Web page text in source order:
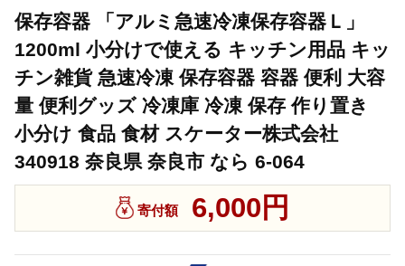
保存容器 「アルミ急速冷凍保存容器Ｌ」
1200ml 小分けで使える キッチン用品 キッ
チン雑貨 急速冷凍 保存容器 容器 便利 大容
量 便利グッズ 冷凍庫 冷凍 保存 作り置き
小分け 食品 食材 スケーター株式会社
340918 奈良県 奈良市 なら 6-064
寄付額 6,000円